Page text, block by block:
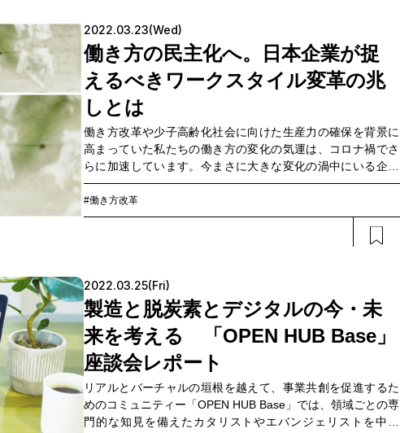
べきか〜」をダイジェストでお届けするとともに、本記事の
最後で当日のアーカイブ動画をご案内します（2022年2月中
旬に収録）。 ※人類の活動が、地球の生態系や気候にまで影響を及ぼ
していることから考案された、地質学上の新しい時代区分。「人類の時
代」という意味で、完新世の次の地質時代を表す。ノーベル化学賞を受
賞したドイツのパウル・クルッツェン氏が2000年に提唱した。
2022.03.23(Wed)
働き方の民主化へ。日本企業が捉
えるべきワークスタイル変革の兆
しとは
働き方改革や少子高齢化社会に向けた生産力の確保を背景に
高まっていた私たちの働き方の変化の気運は、コロナ禍でさ
らに加速しています。今まさに大きな変化の渦中にいる企業
とそこで働く人々は、これから先どのようなことに着目しな
がら働くことや働く場所を再定義・再構築するべきでしょう
か。コクヨのワークスタイル研究所所長兼WORKSIGHT編集
#働き方改革
2022.03.25(Fri)
製造と脱炭素とデジタルの今・未
来を考える 「OPEN HUB Base」
座談会レポート
リアルとバーチャルの垣根を越えて、事業共創を促進するた
めのコミュニティー「OPEN HUB Base」では、領域ごとの専
門的な知見を備えたカタリストやエバンジェリストを中心